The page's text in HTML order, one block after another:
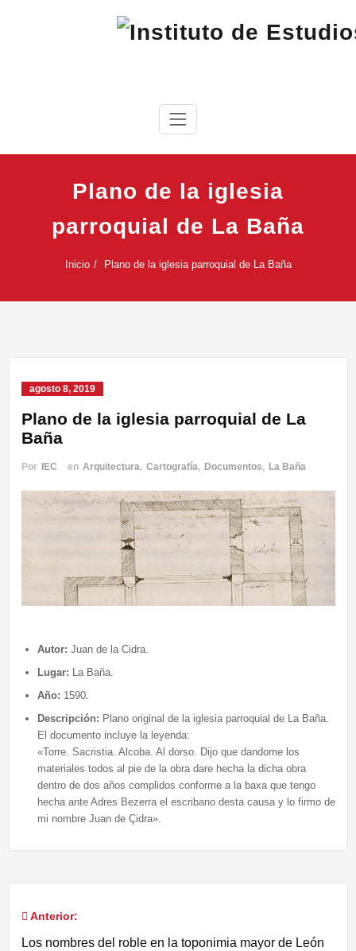
Instituto de Estudios Cabreireses
Plano de la iglesia
parroquial de La Baña
Inicio Plano de la iglesia parroquial de La Baña
agosto 8, 2019
Plano de la iglesia parroquial de La
Baña
Por IEC en Arquitectura, Cartografía, Documentos, La Baña
Autor: Juan de la Cidra.
Lugar: La Baña.
Año: 1590.
Descripción: Plano original de la iglesia parroquial de La Baña.
El documento incluye la leyenda:
«Torre. Sacristia. Alcoba. Al dorso. Dijo que dandome los
materiales todos al pie de la obra dare hecha la dicha obra
dentro de dos años complidos conforme a la baxa que tengo
hecha ante Adres Bezerra el escribano desta causa y lo firmo de
mi nombre Juan de Çidra».
Navegación
Anterior:
Los nombres del roble en la toponimia mayor de León